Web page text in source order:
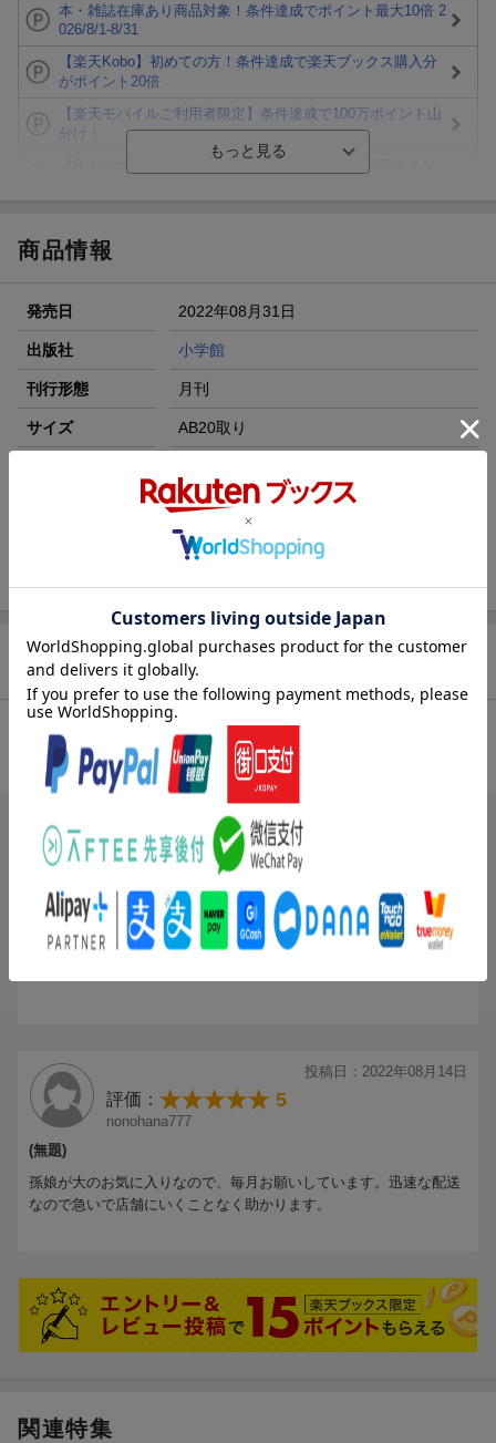
本・雑誌在庫あり商品対象！条件達成でポイント最大10倍 2
026/8/1-8/31
【楽天Kobo】初めての方！条件達成で楽天ブックス購入分
がポイント20倍
【楽天モバイルご利用者限定】条件達成で100万ポイント山
分け！
が当たる！
楽天モバイル紹介キャンペーンの拡散で300円OFFクーポン
進呈
条件達成で楽天限定・宝塚歌劇 宙組貸切公演ペアチケット
が当たる
商品情報
発売日 2022年08月31日
出版社 小学館
刊行形態 月刊
サイズ AB20取り
4910010571024
この雑誌の他の号を見る
商品レビュー
総合評価：
条件に満たないため、評価は表示できません。
評価： 5
ぽい♪
(無題)
早々に送ってもらいました。良かったです。
投稿日：2022年08月14日
評価： 5
nonohana777
(無題)
孫娘が大のお気に入りなので、毎月お願いしています。迅速な配送
なので急いで店舗にいくことなく助かります。
関連特集